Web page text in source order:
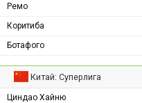
Ремо
Коритиба
Ботафого
Китай: Суперлига
Циндао Хайню